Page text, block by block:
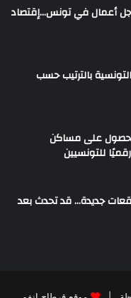
على أغنى 10 رجل أعمال في تونس…إقتصاد
بالترتيب حسب
على مساكن
للتونسيين
جديدة… قد تحدث بعد